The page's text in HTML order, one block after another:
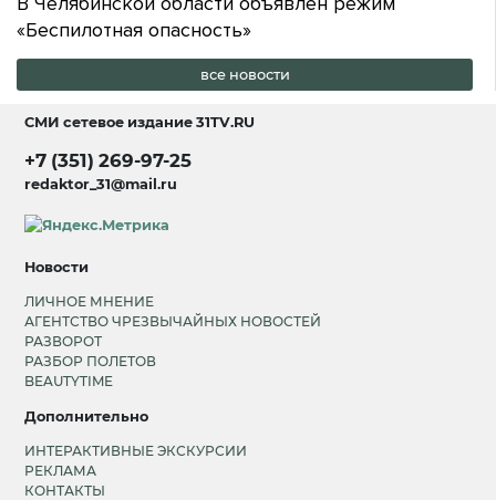
«Беспилотная опасность»
все новости
СМИ сетевое издание31TV.RU
+7 (351) 269-97-25
redaktor_31@mail.ru
Новости
ЛИЧНОЕ МНЕНИЕ
АГЕНТСТВО ЧРЕЗВЫЧАЙНЫХ НОВОСТЕЙ
РАЗВОРОТ
РАЗБОР ПОЛЕТОВ
BEAUTYTIME
Дополнительно
ИНТЕРАКТИВНЫЕ ЭКСКУРСИИ
РЕКЛАМА
КОНТАКТЫ